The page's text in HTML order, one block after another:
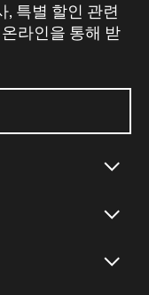
, 특별 할인 관련
라인을 통해 받